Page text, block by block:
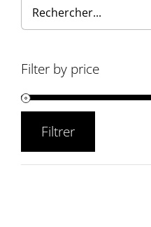
Filter by price
Filtrer